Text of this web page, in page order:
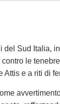
del Sud Italia, in
le
Attis e a riti di